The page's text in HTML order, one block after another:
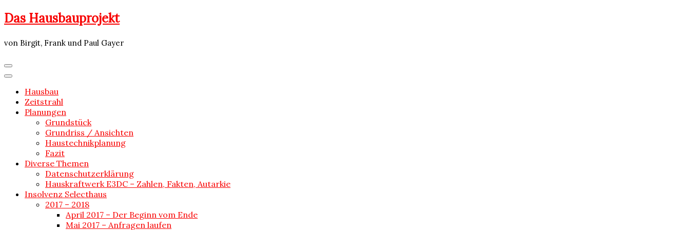
Skip
to
Das Hausbauprojekt
von Birgit, Frank und Paul Gayer
Hausbau
Zeitstrahl
Planungen
Grundstück
Grundriss / Ansichten
Haustechnikplanung
Fazit
Diverse Themen
Datenschutzerklärung
Hauskraftwerk E3DC – Zahlen, Fakten, Autarkie
Insolvenz Selecthaus
2017 – 2018
April 2017 – Der Beginn vom Ende
Mai 2017 – Anfragen laufen